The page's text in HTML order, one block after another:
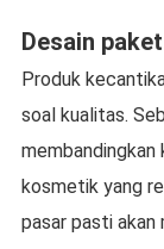
Desain paket
Produk
soal kualitas.
membandingkan
kosmetik yang
pasar pasti akan